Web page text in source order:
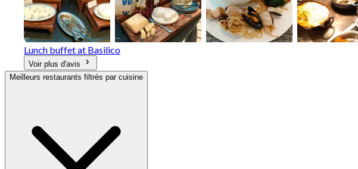
Lunch buffet at Basilico
Voir plus d'avis
Meilleurs restaurants filtrés par cuisine